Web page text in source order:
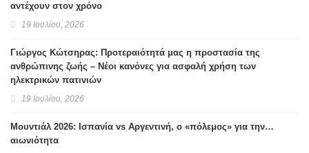
αντέχουν στον χρόνο
19 Ιουλίου, 2026
Γιώργος Κώτσηρας: Προτεραιότητά μας η προστασία της
ανθρώπινης ζωής – Νέοι κανόνες για ασφαλή χρήση των
ηλεκτρικών πατινιών
19 Ιουλίου, 2026
Μουντιάλ 2026: Ισπανία vs Αργεντινή, ο «πόλεμος» για την…
αιωνιότητα